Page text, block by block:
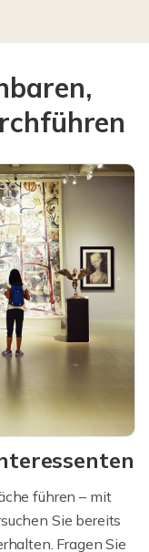
führen – mit
Sie bereits
Fragen Sie